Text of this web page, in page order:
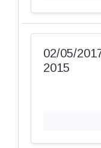
02/05/
2015